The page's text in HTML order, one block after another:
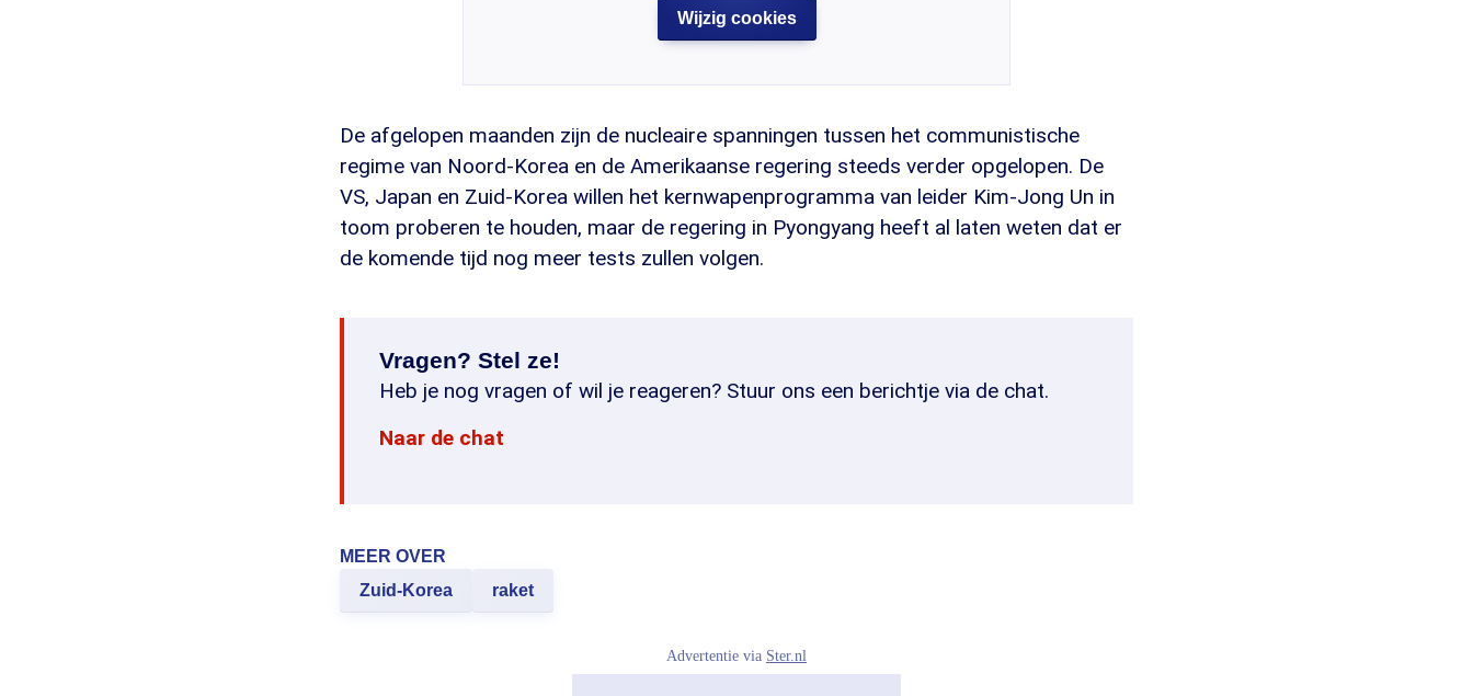
Wijzig cookies
De afgelopen maanden zijn de nucleaire spanningen tussen het communistische
regime van Noord-Korea en de Amerikaanse regering steeds verder opgelopen. De
VS, Japan en Zuid-Korea willen het kernwapenprogramma van leider Kim-Jong Un in
toom proberen te houden, maar de regering in Pyongyang heeft al laten weten dat er
de komende tijd nog meer tests zullen volgen.
Vragen? Stel ze!
Heb je nog vragen of wil je reageren? Stuur ons een berichtje via de chat.
Naar de chat
MEER OVER
Zuid-Korea
raket
Advertentie via Ster.nl